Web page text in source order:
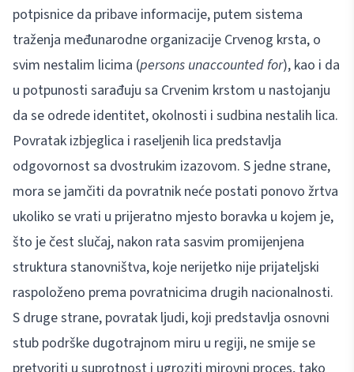
potpisnice da pribave informacije, putem sistema
traženja međunarodne organizacije Crvenog krsta, o
svim nestalim licima (persons unaccounted for), kao i da
u potpunosti sarađuju sa Crvenim krstom u nastojanju
da se odrede identitet, okolnosti i sudbina nestalih lica.
Povratak izbjeglica i raseljenih lica predstavlja
odgovornost sa dvostrukim izazovom. S jedne strane,
mora se jamčiti da povratnik neće postati ponovo žrtva
ukoliko se vrati u prijeratno mjesto boravka u kojem je,
što je čest slučaj, nakon rata sasvim promijenjena
struktura stanovništva, koje nerijetko nije prijateljski
raspoloženo prema povratnicima drugih nacionalnosti.
S druge strane, povratak ljudi, koji predstavlja osnovni
stub podrške dugotrajnom miru u regiji, ne smije se